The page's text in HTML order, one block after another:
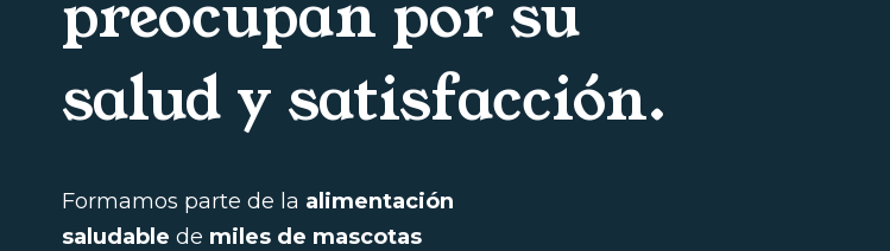
salud y satisfacción.
Formamos parte de la alimentación
saludable de miles de mascotas